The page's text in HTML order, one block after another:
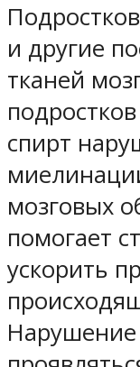
и другие
тканей
спирт
мозговых
помогает
ускорить
Нарушение